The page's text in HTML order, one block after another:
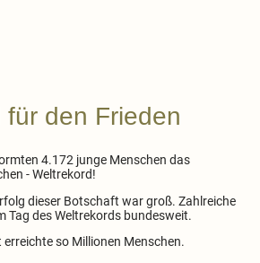
für den Frieden
4.172 junge Menschen das
- Weltrekord!
dieser Botschaft war groß. Zahlreiche
Tag des Weltrekords bundesweit.
so Millionen Menschen.